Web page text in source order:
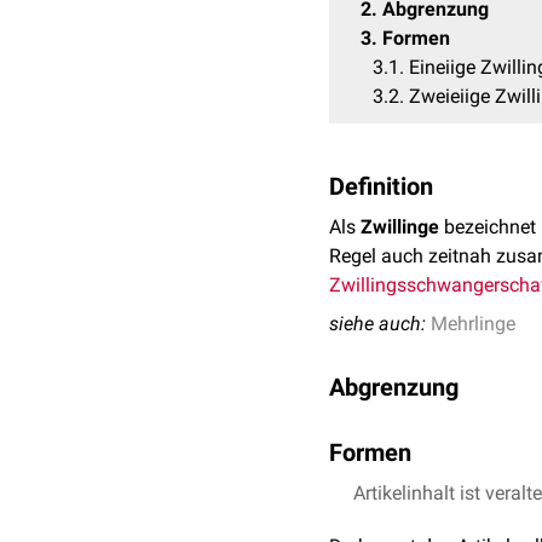
2 Abgrenzung
3 Formen
3.1
Eineiige
3.2 Zweieiige
Definition
Als Zwillinge
Regel auch zeitnah
siehe auch: Mehrlinge
Abgrenzung
entbunden werden.
Überschwängerung
Formen
Artikelinhalt ist